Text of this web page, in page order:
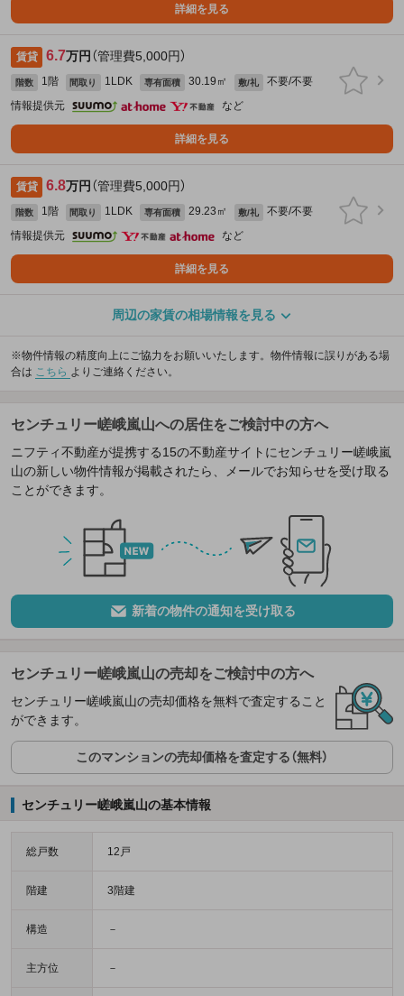
詳細を見る
賃貸 6.7万円 （管理費5,000円）
階数 1階 間取り 1LDK 専有面積 30.19㎡ 敷/礼
不要/不要
情報提供元
など
詳細を見る
賃貸 6.8万円 （管理費5,000円）
階数 1階 間取り 1LDK 専有面積 29.23㎡ 敷/礼
不要/不要
情報提供元
など
詳細を見る
周辺の家賃の相場情報を見る
※物件情報の精度向上にご協力をお願いいたします。物件情報に誤りがある場
合は こちら よりご連絡ください。
センチュリー嵯峨嵐山への居住をご検討中の方へ
ニフティ不動産が提携する15の不動産サイトにセンチュリー嵯峨嵐
山の新しい物件情報が掲載されたら、メールでお知らせを受け取る
ことができます。
新着の物件の通知を受け取る
センチュリー嵯峨嵐山の売却をご検討中の方へ
センチュリー嵯峨嵐山の売却価格を無料で査定すること
ができます。
このマンションの売却価格を査定する（無料）
センチュリー嵯峨嵐山の基本情報
総戸数 12戸
階建 3階建
構造 －
主方位 －